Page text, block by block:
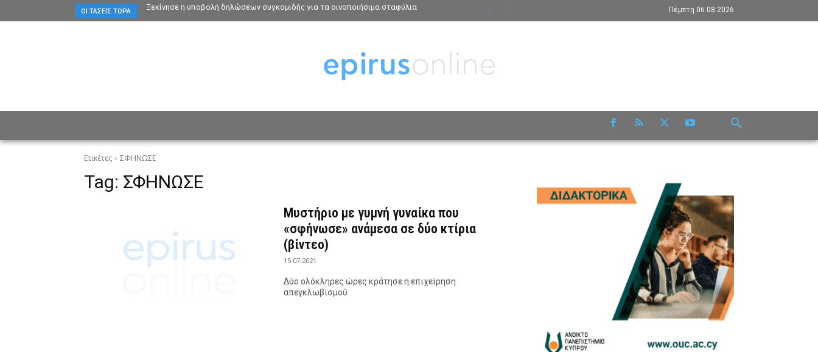
ΟΙ ΤΆΣΕΙΣ ΤΏΡΑ Ξεκίνησε η υποβολή δηλώσεων συγκομιδής για τα οινοποιήσιμα σταφύλια Πέμπτη 06.08.2026
Ετικέτες ΣΦΗΝΩΣΕ
Tag: ΣΦΗΝΩΣΕ
Μυστήριο με γυμνή γυναίκα που
«σφήνωσε» ανάμεσα σε δύο κτίρια
(βίντεο)
15.07.2021
Δύο ολόκληρες ώρες κράτησε η επιχείρηση
απεγκλωβισμού